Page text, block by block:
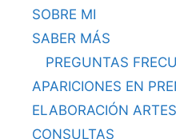
SOBRE MI
SABER MÁS
PREGUNTAS
APARICIONES EN
ELABORACIÓN
CONSULTAS